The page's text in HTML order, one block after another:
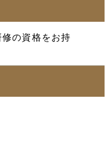
の資格をお持